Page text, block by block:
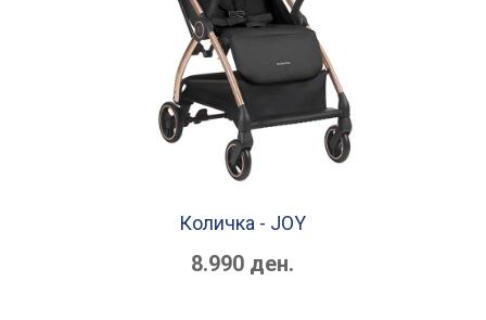
Количка - JOY
8.990 ден.